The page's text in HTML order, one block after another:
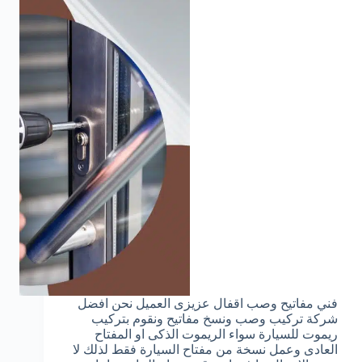
فني مفاتيح وصب اقفال عزيزى العميل نحن افضل
شركة تركيب وصب ونسخ مفاتيح ونقوم بتركيب
ريموت للسيارة سواء الريموت الذكى او المفتاح
العادى وعمل نسخة من مفتاح السيارة فقط لذلك لا